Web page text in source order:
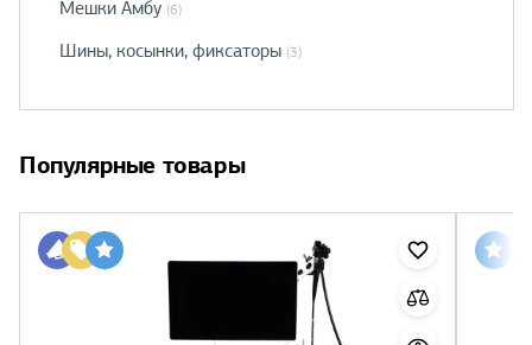
Мешки Амбу (6)
Шины, косынки, фиксаторы (3)
Популярные товары